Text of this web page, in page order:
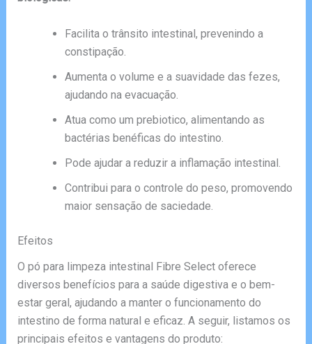
Facilita o trânsito intestinal, prevenindo a
constipação.
Aumenta o volume e a suavidade das fezes,
ajudando na evacuação.
Atua como um prebiotico, alimentando as
bactérias benéficas do intestino.
Pode ajudar a reduzir a inflamação intestinal.
Contribui para o controle do peso, promovendo
maior sensação de saciedade.
Efeitos
O pó para limpeza intestinal Fibre Select oferece
diversos benefícios para a saúde digestiva e o bem-
estar geral, ajudando a manter o funcionamento do
intestino de forma natural e eficaz. A seguir, listamos os
principais efeitos e vantagens do produto: